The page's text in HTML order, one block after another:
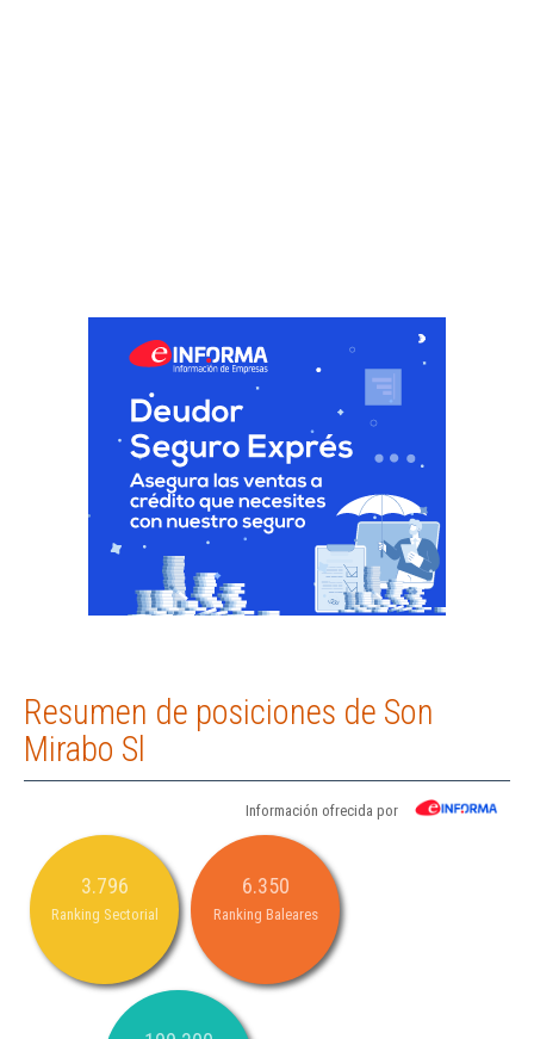
Resumen de posiciones de Son
Mirabo Sl
Información ofrecida por
3.796
Ranking Sectorial
6.350
Ranking Baleares